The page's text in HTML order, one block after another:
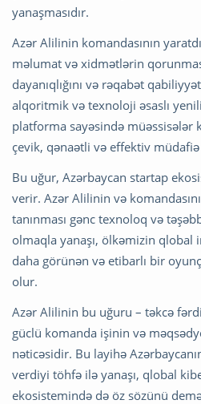
yanaşmasıdır.
Azər Alilinin komandasının
məlumat və xidmətlərin
dayanıqlığını və rəqabət
alqoritmik və texnoloji əsaslı
platforma sayəsində müəssisələr
çevik, qənaətli və effektiv
Bu uğur, Azərbaycan startap
verir. Azər Alilinin və
tanınması gənc texnoloq və
olmaqla yanaşı, ölkəmizin qlobal
daha görünən və etibarlı bir
olur.
Azər Alilinin bu uğuru – təkcə
güclü komanda işinin və
nəticəsidir. Bu layihə
verdiyi töhfə ilə yanaşı, qlobal
ekosistemində də öz sözünü